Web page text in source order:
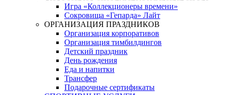
Игра «Коллекционеры времени»
Сокровища «Гепарда» Лайт
ОРГАНИЗАЦИЯ ПРАЗДНИКОВ
Организация корпоративов
Организация тимбилдингов
Детский праздник
День рождения
Еда и напитки
Трансфер
Подарочные сертификаты